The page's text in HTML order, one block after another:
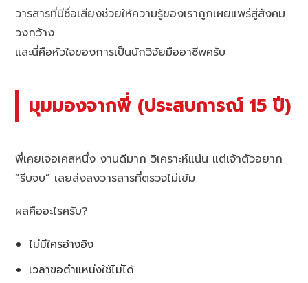
วารสารที่มีชื่อเสียงช่วยให้ความรู้ของเราถูกเผยแพร่สู่สังคม
วงกว้าง
และนี่คือหัวใจของการเป็นนักวิจัยมืออาชีพครับ
มุมมองจากพี่ (ประสบการณ์ 15 ปี)
พี่เคยเจอเคสหนึ่ง งานดีมาก วิเคราะห์แน่น แต่เจ้าตัวอยาก
“รีบจบ” เลยส่งลงวารสารที่ตรวจไม่เข้ม
ผลคืออะไรครับ?
ไม่มีใครอ้างอิง
เวลาขอตำแหน่งใช้ไม่ได้